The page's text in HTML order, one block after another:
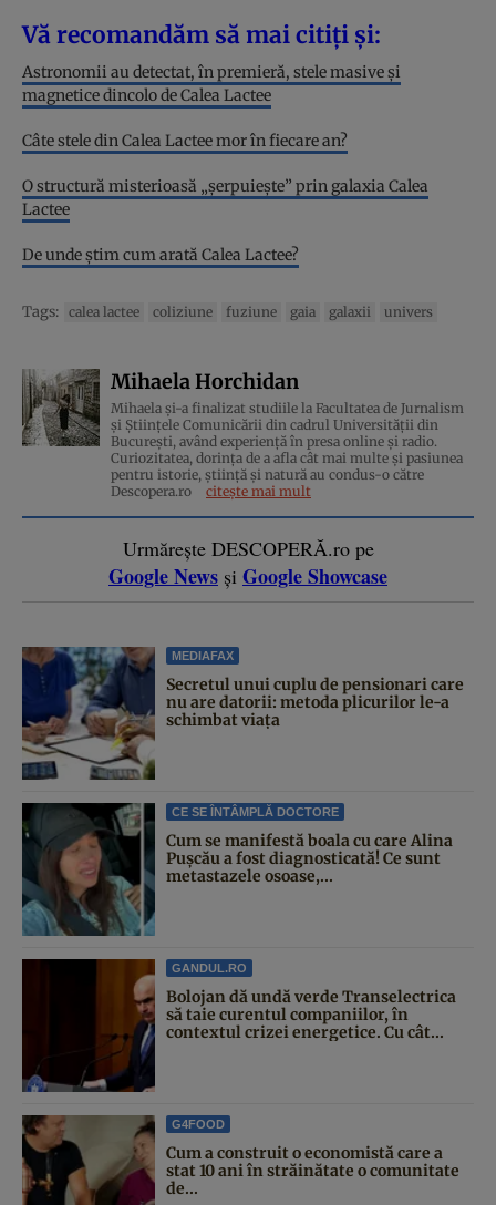
Vă recomandăm să mai citiți și:
Astronomii au detectat, în premieră, stele masive și
magnetice dincolo de Calea Lactee
Câte stele din Calea Lactee mor în fiecare an?
O structură misterioasă „șerpuiește” prin galaxia Calea
Lactee
De unde știm cum arată Calea Lactee?
Tags: calea lactee coliziune fuziune gaia galaxii univers
Mihaela Horchidan
Mihaela și-a finalizat studiile la Facultatea de Jurnalism
și Științele Comunicării din cadrul Universității din
București, având experiență în presa online și radio.
Curiozitatea, dorința de a afla cât mai multe și pasiunea
pentru istorie, ştiinţă şi natură au condus-o către
Descopera.ro
citește mai mult
Urmărește DESCOPERĂ.ro pe
Google News și Google Showcase
MEDIAFAX
Secretul unui cuplu de pensionari care
nu are datorii: metoda plicurilor le-a
schimbat viața
CE SE ÎNTÂMPLĂ DOCTORE
Cum se manifestă boala cu care Alina
Pușcău a fost diagnosticată! Ce sunt
metastazele osoase,...
GANDUL.RO
Bolojan dă undă verde Transelectrica
să taie curentul companiilor, în
contextul crizei energetice. Cu cât...
G4FOOD
Cum a construit o economistă care a
stat 10 ani în străinătate o comunitate
de...